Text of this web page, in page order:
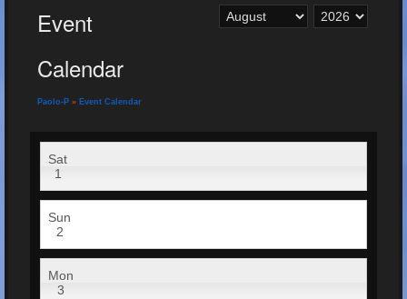
Event
Calendar
Paolo-P » Event Calendar
Sat
1
Sun
2
Mon
3